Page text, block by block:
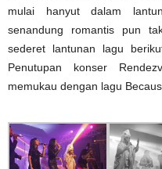
mulai hanyut dalam
senandung romantis pun
sederet lantunan lagu
Penutupan konser
memukau dengan lagu